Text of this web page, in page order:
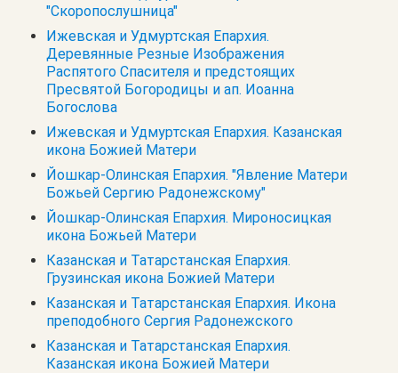
"Скоропослушница"
Ижевская и Удмуртская Епархия.
Деревянные Резные Изображения
Распятого Спасителя и предстоящих
Пресвятой Богородицы и ап. Иоанна
Богослова
Ижевская и Удмуртская Епархия. Казанская
икона Божией Матери
Йошкар-Олинская Епархия. "Явление Матери
Божьей Сергию Радонежскому"
Йошкар-Олинская Епархия. Мироносицкая
икона Божьей Матери
Казанская и Татарстанская Епархия.
Грузинская икона Божией Матери
Казанская и Татарстанская Епархия. Икона
преподобного Сергия Радонежского
Казанская и Татарстанская Епархия.
Казанская икона Божией Матери